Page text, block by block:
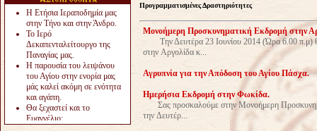
Η Ετήσια Ιεραποδημία μας
στην Τήνο και στην Άνδρο.
Το Ιερό
Δεκαπενταλείτουργο της
Παναγίας μας.
Η παρουσία του λειψάνου
του Αγίου στην ενορία μας
μάς καλεί ακόμη σε ενότητα
και αγάπη.
Θα ξεχαστεί και το
Ευαγγέλιο;
Προγραμματισμένες Δραστηριότητες
Moνοήμερη Προσκυνηματική Εκδρομή στην
Την Δευτέρα 23 Ιουνίου 2014 (Ώρα 6.00 π.μ)
στην Αργολίδα κ...
Αγρυπνία για την Απόδοση του Αγίου Πάσχα.
Ημερήσια Εκδρομή στην Φωκίδα.
Σας προσκαλούμε στην Μονοήμερη
την Δευτέρ...